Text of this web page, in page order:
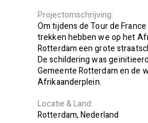
Projectomschrijving
Om tijdens de Tour de
trekken hebben we op het
Rotterdam een grote
De schildering was
Gemeente Rotterdam en de
Afrikaanderplein.
Locatie
Land
Rotterdam Nederland